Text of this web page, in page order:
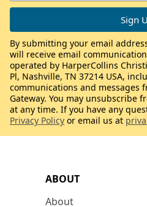
ABOUT
About
By submitting your email
will receive email
operated by HarperCollins
Pl, Nashville, TN 37214 USA,
communications and messages
Gateway. You may unsubscribe
at any time. If you have any
Privacy Policy or email us at